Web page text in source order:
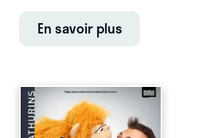
En savoir plus